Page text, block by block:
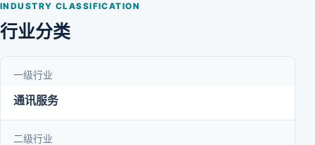
INDUSTRY CLASSIFICATION
行业分类
一级行业
通讯服务
二级行业